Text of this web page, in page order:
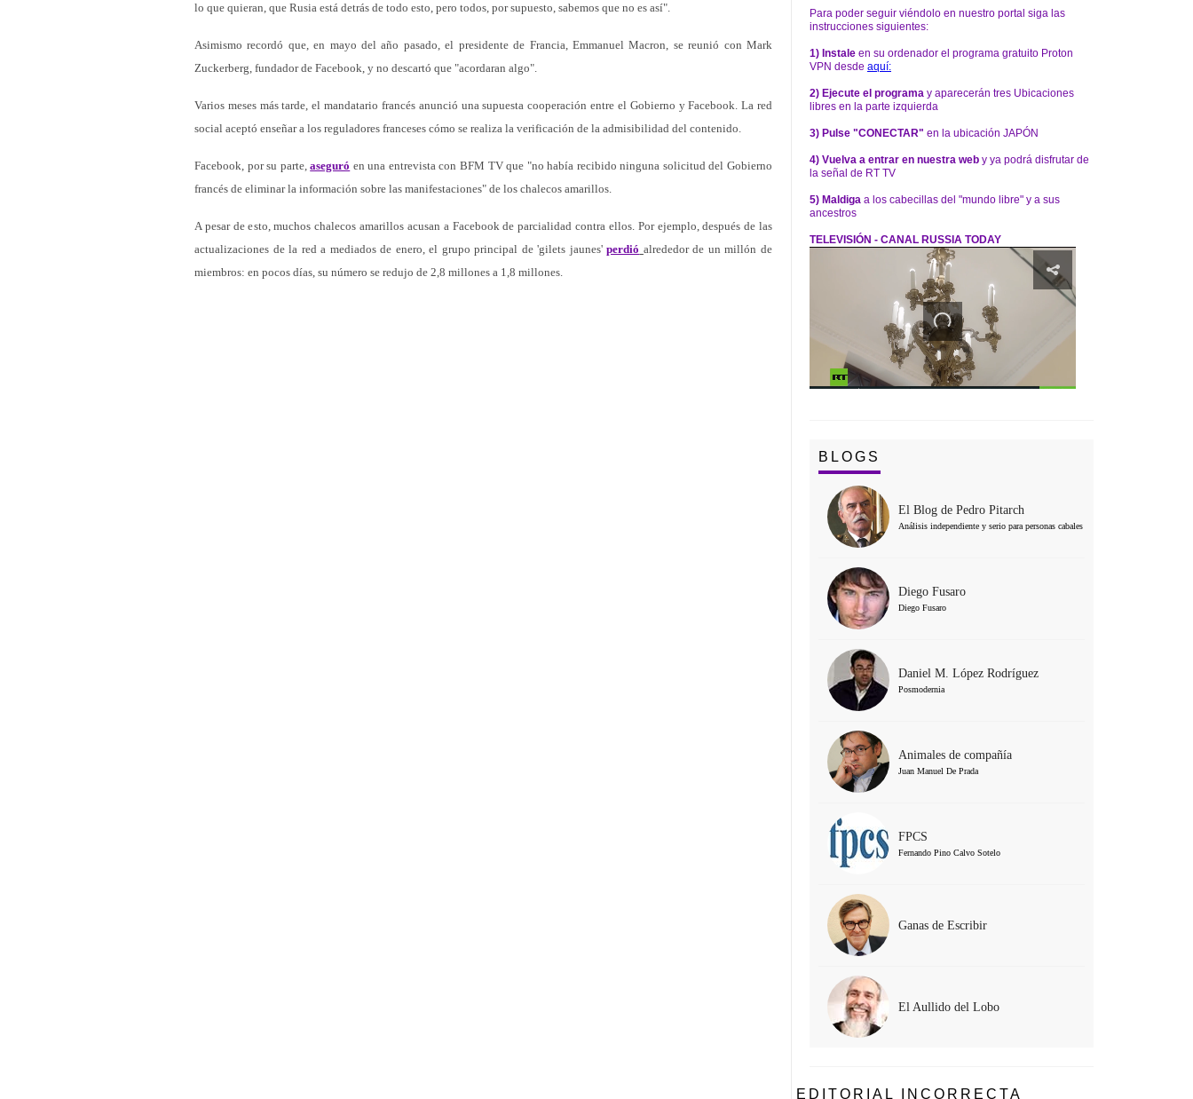
lo que quieran, que Rusia está detrás de todo esto, pero todos, por supuesto, sabemos que no es así".
Asimismo recordó que, en mayo del año pasado, el presidente de Francia, Emmanuel Macron, se reunió con Mark
Zuckerberg, fundador de Facebook, y no descartó que "acordaran algo".
Varios meses más tarde, el mandatario francés anunció una supuesta cooperación entre el Gobierno y Facebook. La red
social aceptó enseñar a los reguladores franceses cómo se realiza la verificación de la admisibilidad del contenido.
Facebook, por su parte,aseguró en una entrevista con BFM TV que "no había recibido ninguna solicitud del Gobierno
francés de eliminar la información sobre las manifestaciones" de los chalecos amarillos.
A pesar de esto, muchos chalecos amarillos acusan a Facebook de parcialidad contra ellos. Por ejemplo, después de las
actualizaciones de la red a mediados de enero, el grupo principal de 'gilets jaunes'perdió alrededor de un millón de
miembros: en pocos días, su número se redujo de 2,8 millones a 1,8 millones.
Para poder seguir viéndolo en nuestro portal siga las
instrucciones siguientes:
1) Instale en su ordenador el programa gratuito Proton
VPN desde aquí:
2) Ejecute el programa y aparecerán tres Ubicaciones
libres en la parte izquierda
3) Pulse "CONECTAR" en la ubicación JAPÓN
4) Vuelva a entrar en nuestra web y ya podrá disfrutar de
la señal de RT TV
5) Maldiga a los cabecillas del "mundo libre" y a sus
ancestros
TELEVISIÓN - CANAL RUSSIA TODAY
BLOGS
El Blog de Pedro Pitarch
Análisis independiente y serio para personas cabales
Diego Fusaro
Diego Fusaro
Daniel M. López Rodríguez
Posmodernia
Animales de compañía
Juan Manuel De Prada
FPCS
Fernando Pino Calvo Sotelo
Ganas de Escribir
El Aullido del Lobo
EDITORIAL INCORRECTA